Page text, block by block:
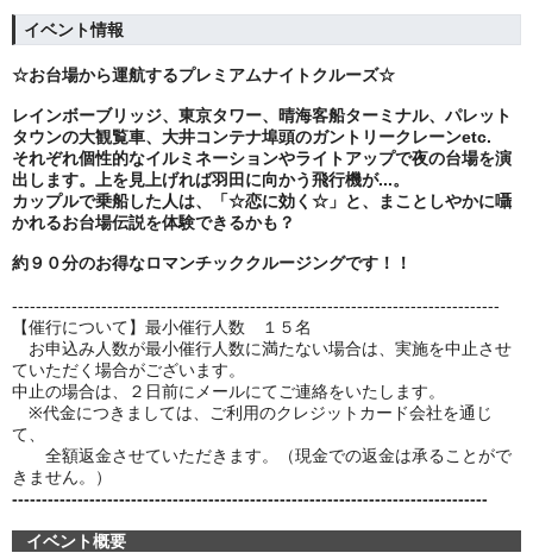
イベント情報
☆お台場から運航するプレミアムナイトクルーズ☆
レインボーブリッジ、東京タワー、晴海客船ターミナル、パレット
タウンの大観覧車、大井コンテナ埠頭のガントリークレーンetc.
それぞれ個性的なイルミネーションやライトアップで夜の台場を演
出します。上を見上げれば羽田に向かう飛行機が...。
カップルで乗船した人は、「☆恋に効く☆」と、まことしやかに囁
かれるお台場伝説を体験できるかも？
約９０分のお得なロマンチッククルージングです！！
----------------------------------------------------------------------------------
【催行について】最小催行人数 １５名
お申込み人数が最小催行人数に満たない場合は、実施を中止させ
ていただく場合がございます。
中止の場合は、２日前にメールにてご連絡をいたします。
※代金につきましては、ご利用のクレジットカード会社を通じ
て、
全額返金させていただきます。（現金での返金は承ることがで
きません。）
--------------------------------------------------------------------------------
イベント概要